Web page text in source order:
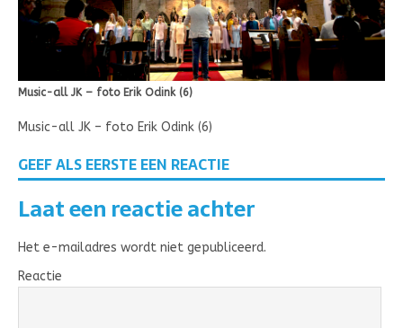
Music-all JK – foto Erik Odink (6)
Music-all JK – foto Erik Odink (6)
GEEF ALS EERSTE EEN REACTIE
Laat een reactie achter
Het e-mailadres wordt niet gepubliceerd.
Reactie